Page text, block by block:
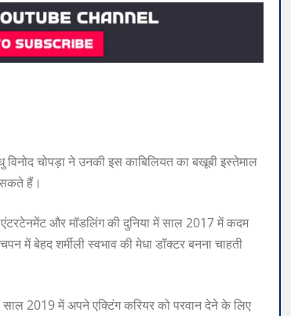
चोपड़ा ने उनकी इस काबिलियत का बखूबी इस्‍तेमाल
सकते हैं।
और मॉडलिंग की दुनिया में साल 2017 में कदम
में बेहद शर्मीली स्‍वभाव की मेधा डॉक्‍टर बनना चाहती
साल 2019 में अपने एक्‍ट‍िंग करियर को परवान देने के लिए